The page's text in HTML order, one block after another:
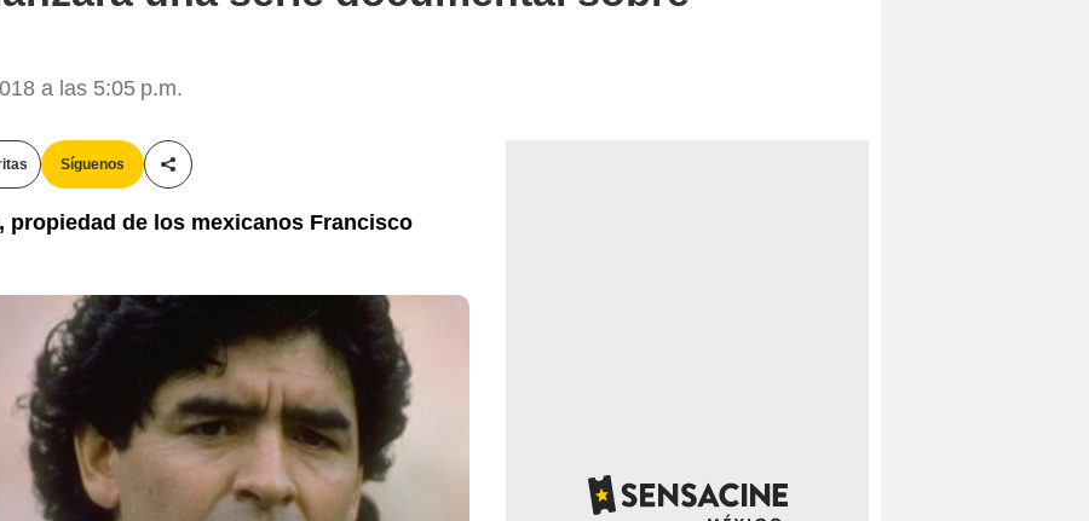
a las 5:05 p.m.
Síguenos
Compartir esta noticia
propiedad de los mexicanos Francisco